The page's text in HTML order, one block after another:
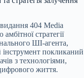
404 Media
стратегії
ШІ-агента,
покликаний
з технологіями,
життя.